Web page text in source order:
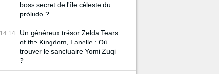
boss secret de l'île céleste du
prélude ?
14:14
Un généreux trésor Zelda Tears
of the Kingdom, Lanelle : Où
trouver le sanctuaire Yomi Zuqi
?